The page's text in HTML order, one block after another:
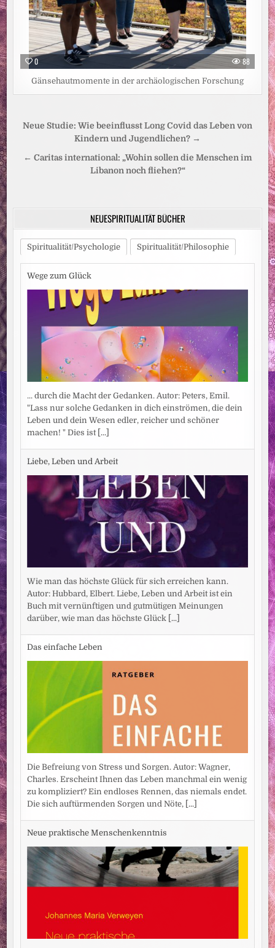
0 88
Gänsehautmomente in der archäologischen Forschung
Beitragsnavigation
Neue Studie: Wie beeinflusst Long Covid das Leben von
Kindern und Jugendlichen? →
← Caritas international: „Wohin sollen die Menschen im
Libanon noch fliehen?“
NEUESPIRITUALITÄT BÜCHER
Spiritualität/Psychologie Spiritualität/Philosophie
Wege zum Glück
... durch die Macht der Gedanken. Autor: Peters, Emil.
"Lass nur solche Gedanken in dich einströmen, die dein
Leben und dein Wesen edler, reicher und schöner
machen! " Dies ist [...]
Liebe, Leben und Arbeit
Wie man das höchste Glück für sich erreichen kann.
Autor: Hubbard, Elbert. Liebe, Leben und Arbeit ist ein
Buch mit vernünftigen und gutmütigen Meinungen
darüber, wie man das höchste Glück [...]
Das einfache Leben
Die Befreiung von Stress und Sorgen. Autor: Wagner,
Charles. Erscheint Ihnen das Leben manchmal ein wenig
zu kompliziert? Ein endloses Rennen, das niemals endet.
Die sich auftürmenden Sorgen und Nöte,
[...]
Neue praktische Menschenkenntnis